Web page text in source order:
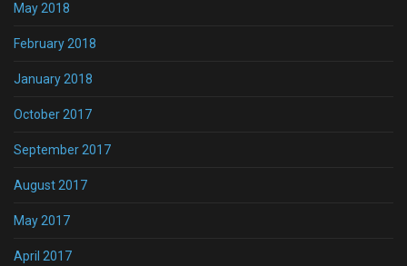
May 2018
February 2018
January 2018
October 2017
September 2017
August 2017
May 2017
April 2017